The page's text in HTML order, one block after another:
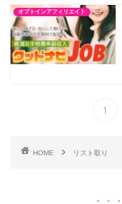
オプトインアフィリエイト
1
HOME リスト取り